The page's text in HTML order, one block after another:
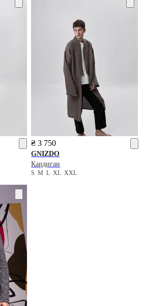
₴ 3 750
GNIZDO
Кардиган
SMLXLXXL